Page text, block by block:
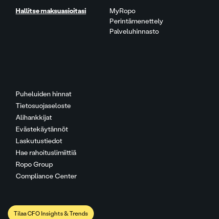
Puheluiden hinnat
Tietosuojaseloste
Alihankkijat
Evästekäytännöt
Laskutustiedot
Hae rahoituslimiittiä
Ropo Group
Compliance Center
Hallitse maksuasioitasi
MyRopo
Perintämenettely
Palveluhinnasto
Tilaa CFO Insights & Trends